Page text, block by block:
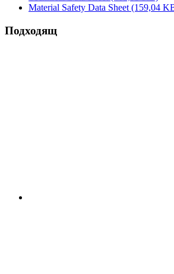
Material Safety Data Sheet (159,04
Подходящ